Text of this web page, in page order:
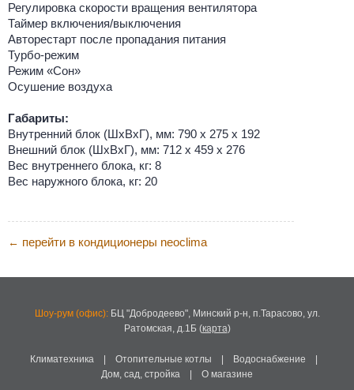
Регулировка скорости вращения вентилятора
Таймер включения/выключения
Авторестарт после пропадания питания
Турбо-режим
Режим «Сон»
Осушение воздуха
Габариты:
Внутренний блок (ШхВхГ), мм: 790 х 275 х 192
Внешний блок (ШхВхГ), мм: 712 х 459 х 276
Вес внутреннего блока, кг: 8
Вес наружного блока, кг: 20
← перейти в кондиционеры neoclima
Шоу-рум (офис):БЦ "Добродеево", Минский р-н, п.Тарасово, ул.
Ратомская, д.1Б(карта)
Климатехника| Отопительные котлы Водоснабжение
Дом, сад, стройка
О магазине